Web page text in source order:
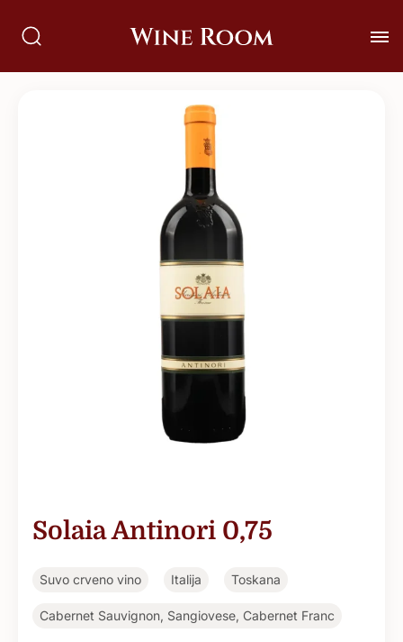
Solaia Antinori 0,75
Suvo crveno vino Italija Toskana
Cabernet Sauvignon, Sangiovese, Cabernet Franc